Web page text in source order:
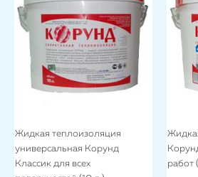
Жидкая теплоизоляция
универсальная Корунд
Классик для всех
работ